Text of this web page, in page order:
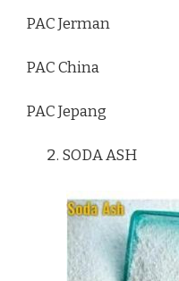
PAC Jerman
PAC China
PAC Jepang
SODA ASH